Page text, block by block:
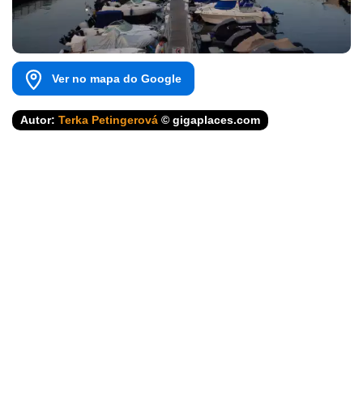
Ver no mapa do Google
Autor: Terka Petingerová © gigaplaces.com